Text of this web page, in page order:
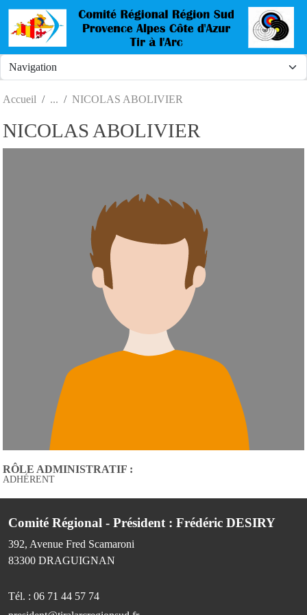
Accueil NICOLAS ABOLIVIER
NICOLAS ABOLIVIER
RÔLE ADMINISTRATIF :
ADHÉRENT
Comité Régional - Président : Frédéric DESIRY
392, Avenue Fred Scamaroni
83300 DRAGUIGNAN
Tél. : 06 71 44 57 74
Panneau de gestion des cookies